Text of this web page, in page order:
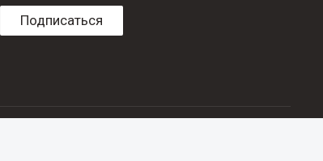
Подписаться